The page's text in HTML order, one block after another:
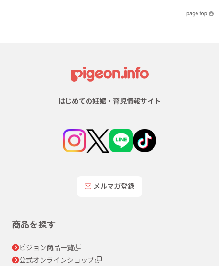
はじめての妊娠・育児情報サイト
メルマガ登録
商品を探す
ピジョン商品一覧
公式オンラインショップ